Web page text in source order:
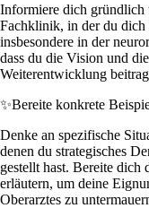
Informiere dich gründlich
Fachklinik, in der du dich
insbesondere in der
dass du die Vision und
Weiterentwicklung
✨Bereite konkrete
Denke an spezifische
denen du strategisches
gestellt hast. Bereite dich
erläutern, um deine
Oberarztes zu